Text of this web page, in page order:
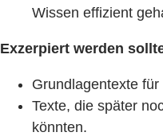
Wissen effizient
Exzerpiert werden
Grundlagentexte
Texte, die später
könnten.